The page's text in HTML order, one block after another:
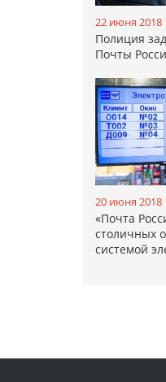
22 июня 2018
Полиция
Почты
20 июня 2018
«Почта
столичных
системой